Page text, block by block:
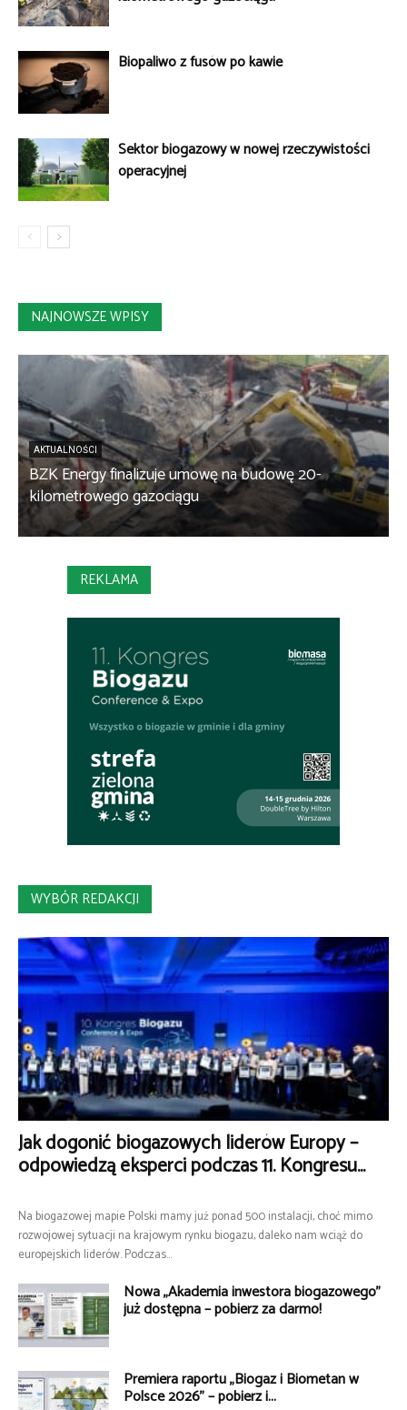
Biopaliwo z fusów po kawie
Sektor biogazowy w nowej rzeczywistości
operacyjnej
NAJNOWSZE WPISY
AKTUALNOŚCI
BZK Energy finalizuje umowę na budowę 20-
kilometrowego gazociągu
REKLAMA
WYBÓR REDAKCJI
Jak dogonić biogazowych liderów Europy –
odpowiedzą eksperci podczas 11. Kongresu...
Na biogazowej mapie Polski mamy już ponad 500 instalacji, choć mimo
rozwojowej sytuacji na krajowym rynku biogazu, daleko nam wciąż do
europejskich liderów. Podczas...
Nowa „Akademia inwestora biogazowego”
już dostępna – pobierz za darmo!
Premiera raportu „Biogaz i Biometan w
Polsce 2026” – pobierz i...